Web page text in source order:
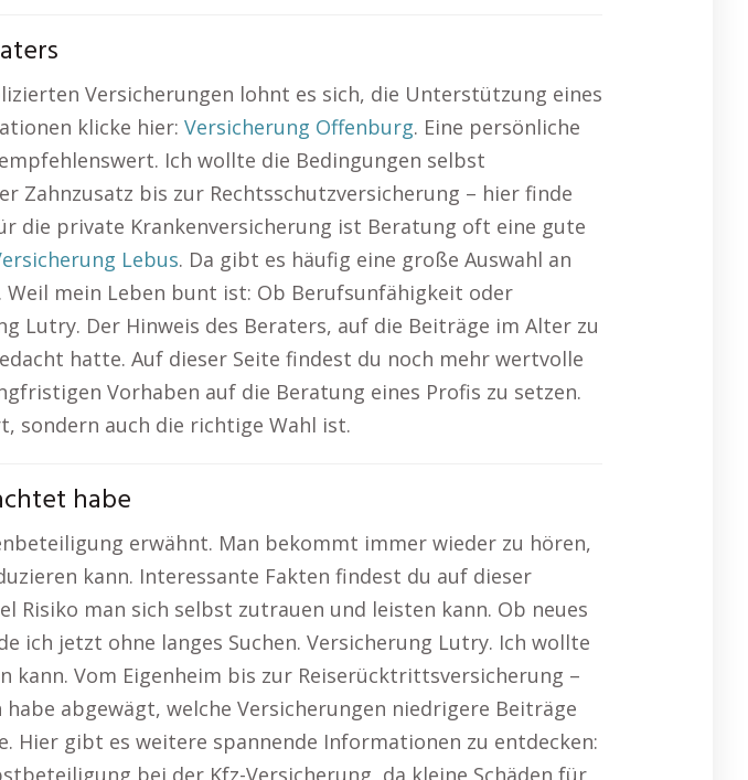
Versicherungen lohnt es sich, die Unterstützung eines
klicke hier: Versicherung Offenburg. Eine persönliche
Ich wollte die Bedingungen selbst
Zahnzusatz bis zur Rechtsschutzversicherung – hier finde
die private Krankenversicherung ist Beratung oft eine gute
Lebus. Da gibt es häufig eine große Auswahl an
mein Leben bunt ist: Ob Berufsunfähigkeit oder
Lutry. Der Hinweis des Beraters, auf die Beiträge im Alter zu
hatte. Auf dieser Seite findest du noch mehr wertvolle
Vorhaben auf die Beratung eines Profis zu setzen.
sondern auch die richtige Wahl ist.
habe
erwähnt. Man bekommt immer wieder zu hören,
kann. Interessante Fakten findest du auf dieser
Risiko man sich selbst zutrauen und leisten kann. Ob neues
ich jetzt ohne langes Suchen. Versicherung Lutry. Ich wollte
Vom Eigenheim bis zur Reiserücktrittsversicherung –
abgewägt, welche Versicherungen niedrigere Beiträge
gibt es weitere spannende Informationen zu entdecken:
bei der Kfz-Versicherung, da kleine Schäden für